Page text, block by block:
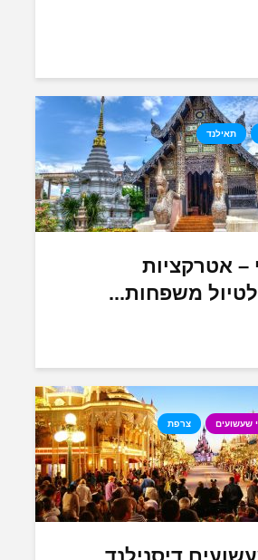
תאילנד
– אטרקציות
משפחות...
שעשועים צרפת